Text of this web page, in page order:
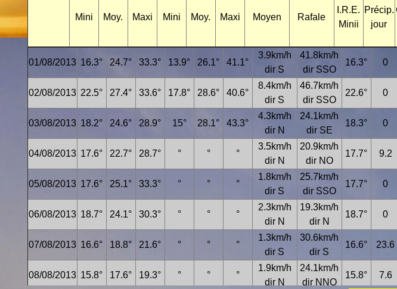
Mini Moy. Maxi Mini Moy. Maxi Moyen Rafale
I.R.E.
Minii
Précip.
jour
01/08/2013 16.3° 24.7° 33.3° 13.9° 26.1° 41.1°
3.9km/h
dir S
41.8km/h
dir SSO
16.3° 0
02/08/2013 22.5° 27.4° 33.6° 17.8° 28.6° 40.6°
8.4km/h
dir S
46.7km/h
dir SSO
22.6° 0
03/08/2013 18.2° 24.6° 28.9° 15° 28.1° 43.3°
4.3km/h
dir N
24.1km/h
dir SE
18.3° 0
04/08/2013 17.6° 22.7° 28.7° ° ° °
3.5km/h
dir N
20.9km/h
dir NO
17.7° 9.2
05/08/2013 17.6° 25.1° 33.3° ° ° °
1.8km/h
dir S
25.7km/h
dir SSO
17.7° 0
06/08/2013 18.7° 24.1° 30.3° ° ° °
2.3km/h
dir N
19.3km/h
dir N
18.7° 0
07/08/2013 16.6° 18.8° 21.6° ° ° °
1.3km/h
dir S
30.6km/h
dir S
16.6° 23.6
08/08/2013 15.8° 17.6° 19.3° ° ° °
1.9km/h
dir N
24.1km/h
dir NNO
15.8° 7.6